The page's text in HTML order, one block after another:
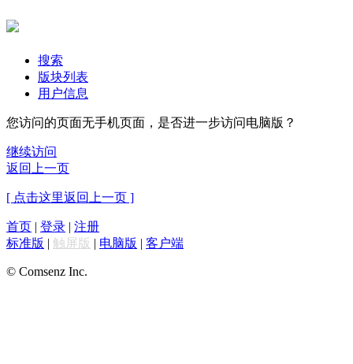
搜索
版块列表
用户信息
您访问的页面无手机页面，是否进一步访问电脑版？
继续访问
返回上一页
[ 点击这里返回上一页 ]
首页 | 登录 | 注册
标准版 | 触屏版 | 电脑版 | 客户端
© Comsenz Inc.